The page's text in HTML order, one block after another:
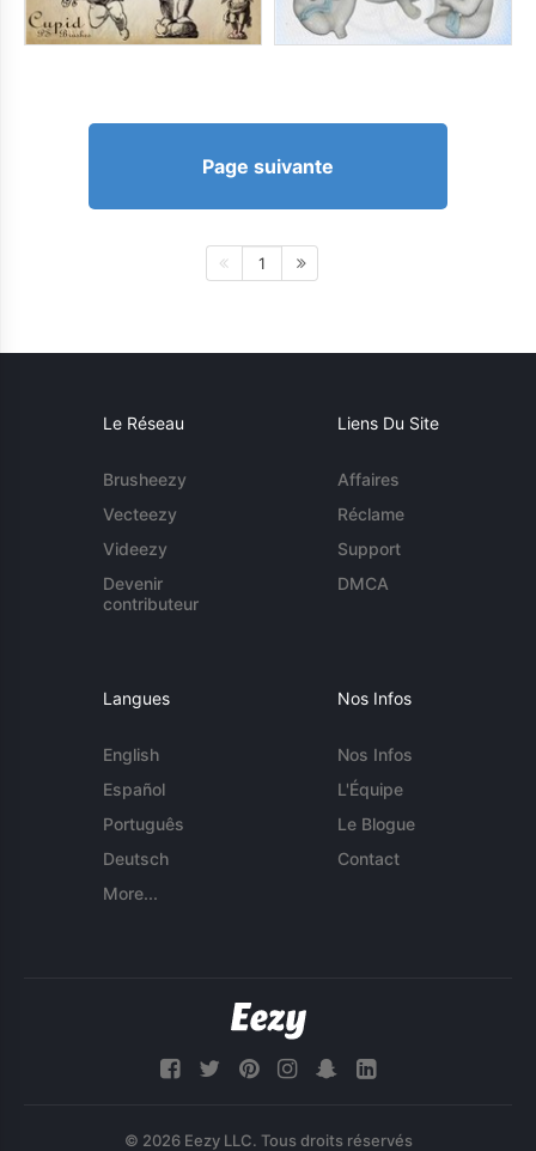
Page suivante
1
Le Réseau
Brusheezy
Vecteezy
Videezy
Devenir
contributeur
Liens Du Site
Affaires
Réclame
Support
DMCA
Langues
English
Español
Português
Deutsch
More...
Nos Infos
Nos Infos
L'Équipe
Le Blogue
Contact
© 2026 Eezy LLC. Tous droits réservés